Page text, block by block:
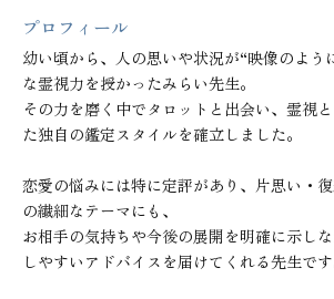
プロフィール
幼い頃から、人の思いや状況が“映像のよう
な霊視力を授かったみらい先生。
その力を磨く中でタロットと出会い、霊視
た独自の鑑定スタイルを確立しました。
恋愛の悩みには特に定評があり、片思い・
の繊細なテーマにも、
お相手の気持ちや今後の展開を明確に示し
しやすいアドバイスを届けてくれる先生です